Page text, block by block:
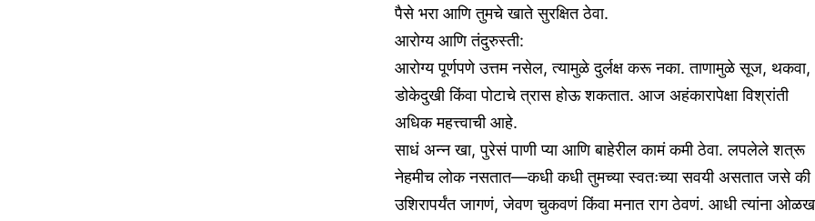
पैसे भरा आणि तुमचे खाते सुरक्षित ठेवा.
आरोग्य आणि तंदुरुस्ती:
आरोग्य पूर्णपणे उत्तम नसेल, त्यामुळे दुर्लक्ष करू नका. ताणामुळे सूज, थकवा,
डोकेदुखी किंवा पोटाचे त्रास होऊ शकतात. आज अहंकारापेक्षा विश्रांती
अधिक महत्त्वाची आहे.
साधं अन्न खा, पुरेसं पाणी प्या आणि बाहेरील कामं कमी ठेवा. लपलेले शत्रू
नेहमीच लोक नसतात—कधी कधी तुमच्या स्वतःच्या सवयी असतात जसे की
उशिरापर्यंत जागणं, जेवण चुकवणं किंवा मनात राग ठेवणं. आधी त्यांना